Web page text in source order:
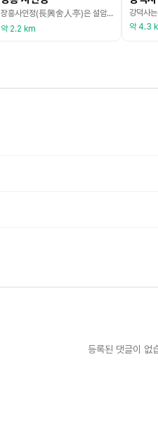
장흥사인정(長興舍人亭)은 설암 김필(1426∼1470)이 제자들을 가르치던 정자이다. 단종(재위 1452∼1455) 때 홍문관 부제학, 이조참판을 지낸 설암 김필은 계유정란(1453) 후 세상이 어지러워지자 관직을 그만두고 장흥에 내려와 숨어 살다가 정자를 짓고 후학들을 교육시켰다. 설암 김필 선생이 이곳에서 여생을 마치자 후손들은 그를 추모하기 위해 ‘사인(舍人)’이란 벼슬이름을 따서 사인정이라 불렀다. 사인정은 앞면 3칸, 옆면 2칸 규모의 건물로,
약 2.2 km
약 4.3
등록된 댓글이 없